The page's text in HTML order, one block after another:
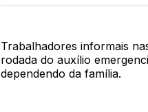
Trabalhadores informais
rodada do auxílio
dependendo da família.